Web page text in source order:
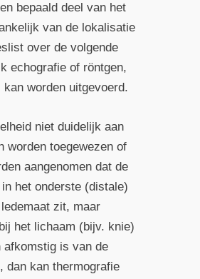
bepaald deel van het
van de lokalisatie
over de volgende
echografie of röntgen,
worden uitgevoerd.
niet duidelijk aan
worden toegewezen of
aangenomen dat de
het onderste (distale)
zit, maar
het lichaam (bijv. knie)
afkomstig is van de
dan kan thermografie